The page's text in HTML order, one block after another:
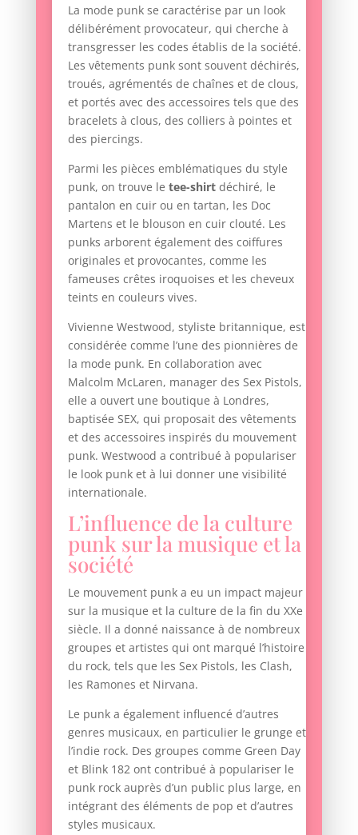
La mode punk se caractérise par un look
délibérément provocateur, qui cherche à
transgresser les codes établis de la société.
Les vêtements punk sont souvent déchirés,
troués, agrémentés de chaînes et de clous,
et portés avec des accessoires tels que des
bracelets à clous, des colliers à pointes et
des piercings.
Parmi les pièces emblématiques du style
punk, on trouve le tee-shirtdéchiré, le
pantalon en cuir ou en tartan, les Doc
Martens et le blouson en cuir clouté. Les
punks arborent également des coiffures
originales et provocantes, comme les
fameuses crêtes iroquoises et les cheveux
teints en couleurs vives.
Vivienne Westwood, styliste britannique, est
considérée comme l’une des pionnières de
la mode punk. En collaboration avec
Malcolm McLaren, manager des Sex Pistols,
elle a ouvert une boutique à Londres,
baptisée SEX, qui proposait des vêtements
et des accessoires inspirés du mouvement
punk. Westwood a contribué à populariser
le look punk et à lui donner une visibilité
internationale.
L’influence de la culture
punk sur la musique et la
société
Le mouvement punk a eu un impact majeur
sur la musique et la culture de la fin du XXe
siècle. Il a donné naissance à de nombreux
groupes et artistes qui ont marqué l’histoire
du rock, tels que les Sex Pistols, les Clash,
les Ramones et Nirvana.
Le punk a également influencé d’autres
genres musicaux, en particulier le grunge et
l’indie rock. Des groupes comme Green Day
et Blink 182 ont contribué à populariser le
punk rock auprès d’un public plus large, en
intégrant des éléments de pop et d’autres
styles musicaux.